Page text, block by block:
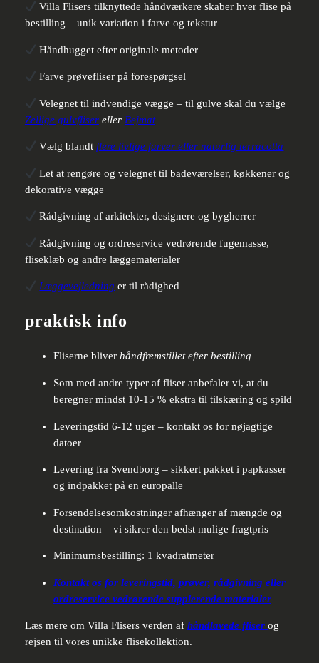
Villa Flisers tilknyttede håndværkere skaber hver flise på
bestilling – unik variation i farve og tekstur
Håndhugget efter originale metoder
Farve prøvefliser på forespørgsel
Velegnet til indvendige vægge – til gulve skal du vælge
Zellige gulvflisereller Bejmat
Vælg blandtflere livlige farver eller naturlig terracotta
Let at rengøre og velegnet til badeværelser, køkkener og
dekorative vægge
Rådgivning af arkitekter, designere og bygherrer
Rådgivning og ordreservice vedrørende fugemasse,
fliseklæb og andre læggematerialer
Læggevejledning er til rådighed
praktisk info
Fliserne bliver håndfremstillet efter bestilling
Som med andre typer af fliser anbefaler vi, at du
beregner mindst 10-15 % ekstra til tilskæring og spild
Leveringstid 6-12 uger – kontakt os for nøjagtige
datoer
Levering fra Svendborg – sikkert pakket i papkasser
og indpakket på en europalle
Forsendelsesomkostninger afhænger af mængde og
destination – vi sikrer den bedst mulige fragtpris
Minimumsbestilling: 1 kvadratmeter
Kontakt os for leveringstid, prøver, rådgivning eller
ordreservice vedrørende supplerende materialer
Læs mere om Villa Flisers verden af håndlavede fliser og
rejsen til vores unikke flisekollektion.